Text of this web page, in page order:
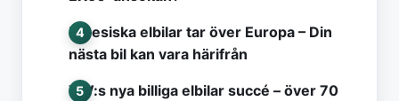
Kinesiska elbilar tar över Europa – Din
nästa bil kan vara härifrån
VW:s nya billiga elbilar succé – över 70